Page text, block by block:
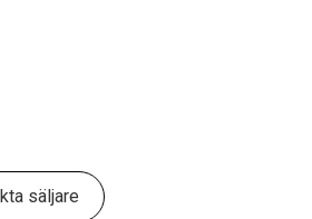
säljare